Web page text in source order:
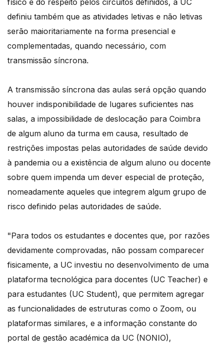
físico e do respeito pelos circuitos definidos, a UC
definiu também que as atividades letivas e não letivas
serão maioritariamente na forma presencial e
complementadas, quando necessário, com
transmissão síncrona.
A transmissão síncrona das aulas será opção quando
houver indisponibilidade de lugares suficientes nas
salas, a impossibilidade de deslocação para Coimbra
de algum aluno da turma em causa, resultado de
restrições impostas pelas autoridades de saúde devido
à pandemia ou a existência de algum aluno ou docente
sobre quem impenda um dever especial de proteção,
nomeadamente aqueles que integrem algum grupo de
risco definido pelas autoridades de saúde.
"Para todos os estudantes e docentes que, por razões
devidamente comprovadas, não possam comparecer
fisicamente, a UC investiu no desenvolvimento de uma
plataforma tecnológica para docentes (UC Teacher) e
para estudantes (UC Student), que permitem agregar
as funcionalidades de estruturas como o Zoom, ou
plataformas similares, e a informação constante do
portal de gestão académica da UC (NONIO),